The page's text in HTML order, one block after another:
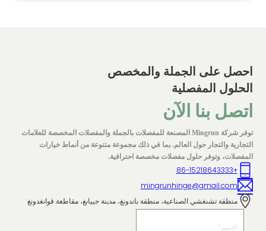
احصل على الجملة والمخصص
الحلول المفصلية
اتصل بنا الآن
توفر شركة Mingrun المصنعة للمفصلات بالجملة والمفصلات المخصصة للعلامات
التجارية والتجار حول العالم. بما في ذلك مجموعة متنوعة من أنماط خيارات
المفصلات، وتوفر حلول مفصلات مخصصة احترافية.
+86-15218643333
mingrunhinge@gmail.com
منطقة تشنغشي الصناعية، منطقة باندونغ، مدينة جييانغ، مقاطعة قوانغدونغ